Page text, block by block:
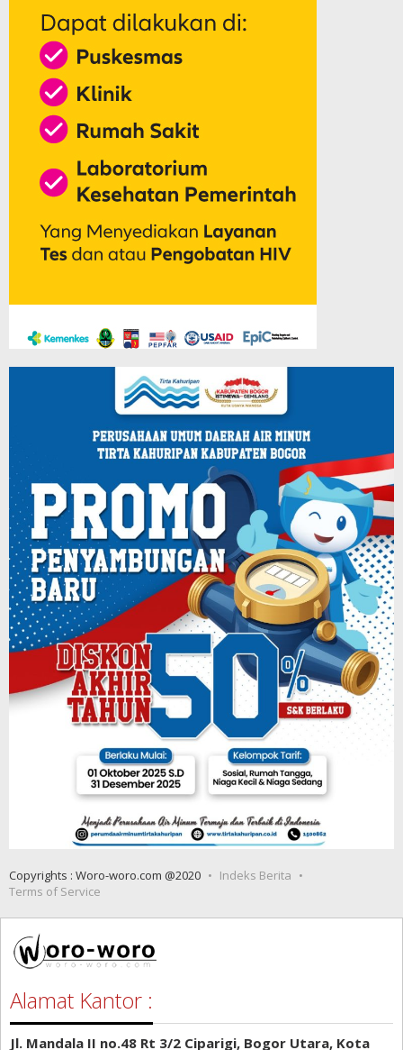
Copyrights : Woro-woro.com @2020
Indeks Berita
Terms of Service
Alamat Kantor :
Jl. Mandala II no.48 Rt 3/2 Ciparigi, Bogor Utara, Kota